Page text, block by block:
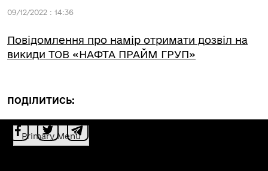
09/12/2022 : 14:36
Повідомлення про намір отримати дозвіл на
викиди ТОВ «НАФТА ПРАЙМ ГРУП»
ПОДІЛИТИСЬ:
Primary Menu